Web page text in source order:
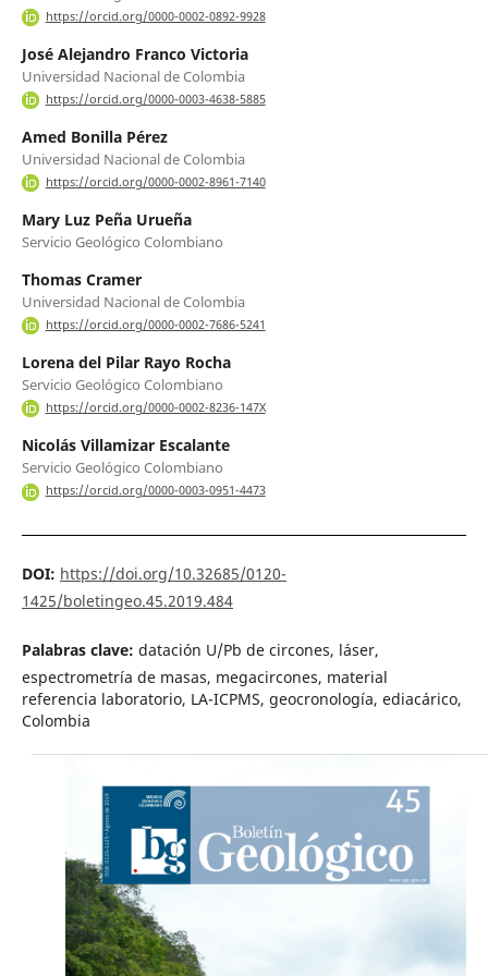
https://orcid.org/0000-0002-0892-9928
José Alejandro Franco Victoria
Universidad Nacional de Colombia
https://orcid.org/0000-0003-4638-5885
Amed Bonilla Pérez
Universidad Nacional de Colombia
https://orcid.org/0000-0002-8961-7140
Mary Luz Peña Urueña
Servicio Geológico Colombiano
Thomas Cramer
Universidad Nacional de Colombia
https://orcid.org/0000-0002-7686-5241
Lorena del Pilar Rayo Rocha
Servicio Geológico Colombiano
https://orcid.org/0000-0002-8236-147X
Nicolás Villamizar Escalante
Servicio Geológico Colombiano
https://orcid.org/0000-0003-0951-4473
DOI: https://doi.org/10.32685/0120-
1425/boletingeo.45.2019.484
Palabras clave: datación U/Pb de circones, láser,
espectrometría de masas, megacircones, material
referencia laboratorio, LA-ICPMS, geocronología, ediacárico,
Colombia